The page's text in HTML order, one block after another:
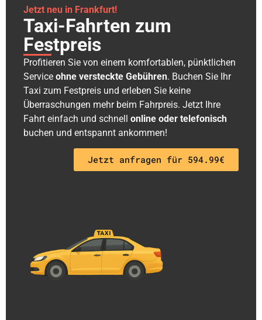
Jetzt neu in Frankfurt!
Taxi-Fahrten zum
Festpreis
Profitieren Sie von einem komfortablen, pünktlichen
Service ohne versteckte Gebühren. Buchen Sie Ihr
Taxi zum Festpreis und erleben Sie keine
Überraschungen mehr beim Fahrpreis. Jetzt Ihre
Fahrt einfach und schnell online oder telefonisch
buchen und entspannt ankommen!
Jetzt anfragen für 594.99€